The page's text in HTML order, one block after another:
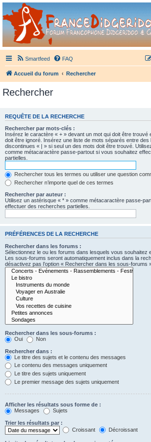
France Didgeridoo
Didgeridoo et Guimbarde sur France Didgeridoo - retrouvez la
Smartfeed FAQ
Accueil du forum Rechercher
Rechercher
REQUÊTE DE LA RECHERCHE
Rechercher par mots-clés :
Insérez le caractère « + » devant un mot qui doit être trouvé
doit être ignoré. Insérez une liste de mots séparés entre des
discontinues « | » si seul un des mots doit être trouvé.
comme métacaractère passe-partout si vous souhaitez
partielles.
Rechercher tous les termes ou utiliser une question
Rechercher n’importe quel de ces termes
Rechercher par auteur :
Utilisez un astérisque « * » comme métacaractère passe-
effectuer des recherches partielles.
PRÉFÉRENCES DE LA RECHERCHE
Rechercher dans les forums :
Sélectionnez le ou les forums dans lesquels vous souhaitez
Les sous-forums seront automatiquement inclus dans la
désactivez pas l’option « Rechercher dans les sous-forums
Rechercher dans les sous-forums :
Oui
Non
Rechercher dans :
Le titre des sujets et le contenu des messages
Le contenu des messages uniquement
Le titre des sujets uniquement
Le premier message des sujets uniquement
Afficher les résultats sous forme de :
Messages
Sujets
Trier les résultats par :
Croissant
Décroissant